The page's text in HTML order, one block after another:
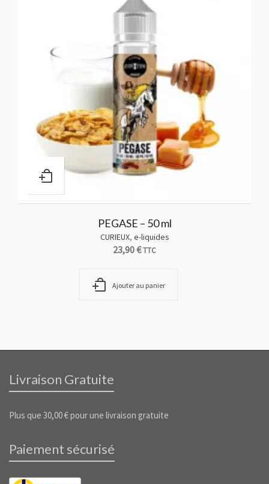
PEGASE – 50 ml
e-liquides
Ajouter au panier
Livraison Gratuite
Plus que 30,00€pour une livraison gratuite
Paiement sécurisé